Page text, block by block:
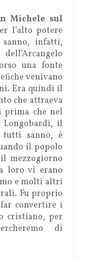
Michele sul
l’alto potere
infatti,
una fonte
venivano
Era quindi il
che attraeva
che nel
Longobardi, il
tutti sanno, è
il popolo
mezzogiorno
loro vi erano
e molti altri
Fu proprio
convertire i
cristiano, per
di